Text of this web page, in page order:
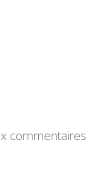
commentaires